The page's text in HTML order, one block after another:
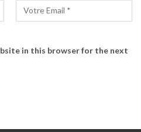
in this browser for the next